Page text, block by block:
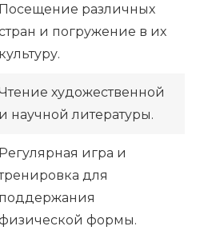
Посещение различных
и погружение в их
культуру.
художественной
и научной литературы.
Регулярная игра и
для
поддержания
формы.